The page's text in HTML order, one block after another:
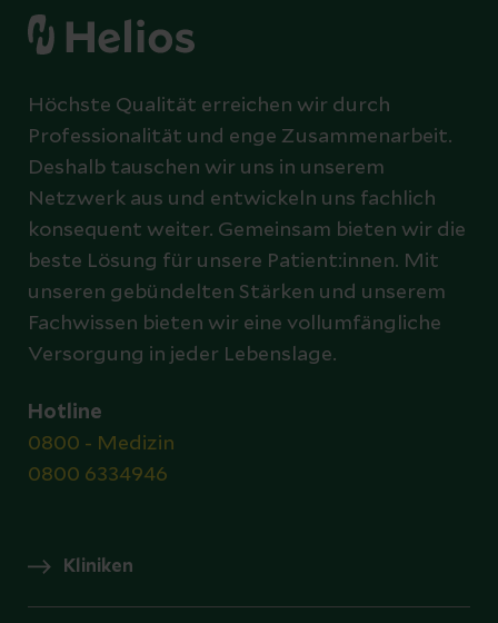
Höchste Qualität erreichen wir durch
Professionalität und enge Zusammenarbeit.
Deshalb tauschen wir uns in unserem
Netzwerk aus und entwickeln uns fachlich
konsequent weiter. Gemeinsam bieten wir die
beste Lösung für unsere Patient:innen. Mit
unseren gebündelten Stärken und unserem
Fachwissen bieten wir eine vollumfängliche
Versorgung in jeder Lebenslage.
Hotline
0800 - Medizin
0800 6334946
Kliniken